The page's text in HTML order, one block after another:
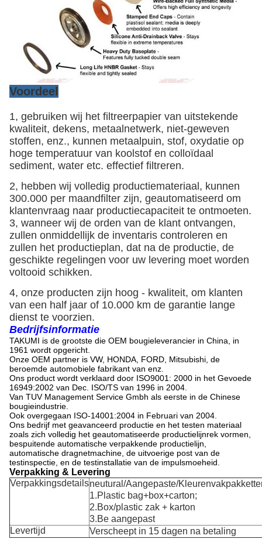
Voordeel
1, gebruiken wij het filtreerpapier van uitstekende
kwaliteit, dekens, metaalnetwerk, niet-geweven
stoffen, enz., kunnen metaalpuin, stof, oxydatie op
hoge temperatuur van koolstof en colloïdaal
sediment, water etc. effectief filtreren.
2, hebben wij volledig productiemateriaal, kunnen
300.000 per maandfilter zijn, geautomatiseerd om
klantenvraag naar productiecapaciteit te ontmoeten.
3, wanneer wij de orden van de klant ontvangen,
zullen onmiddellijk de inventaris controleren en
zullen het productieplan, dat na de productie, de
geschikte regelingen voor uw levering moet worden
voltooid schikken.
4, onze producten zijn hoog - kwaliteit, om klanten
van een half jaar of 10.000 km de garantie lange
dienst te voorzien.
Bedrijfsinformatie
TAKUMI is de grootste die OEM bougieleverancier in China, in
1961 wordt opgericht.
Onze OEM partner is VW, HONDA, FORD, Mitsubishi, de
beroemde automobiele fabrikant van enz.
Ons product wordt verklaard door ISO9001: 2000 in het Gevoede
16949:2002 van Dec. ISO/TS van 1996 in 2004.
Van TUV Management Service Gmbh als eerste in de Chinese
bougieindustrie.
Ook overgegaan ISO-14001:2004 in Februari van 2004.
Ons bedrijf met geavanceerd productie en het testen materiaal
zoals zich volledig het geautomatiseerde productielijnrek vormen,
bespuitende automatische verpakkende productielijn,
automatische dragnetmachine, de uitvoerige post van de
testinspectie, en de testinstallatie van de impulsmoeheid.
Verpakking & Levering
Verpakkingsdetailsneutural/Aangepaste/
1.Plastic bag+box+carton;
2.Box/plastic zak + karton
3.Be aangepast
Levertijd
Verscheept in 15 dagen na betaling